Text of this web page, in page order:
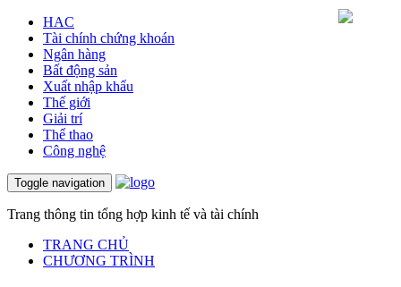
HAC
Tài chính chứng khoán
Ngân hàng
Bất động sản
Xuất nhập khẩu
Thế giới
Giải trí
Thể thao
Công nghệ
Toggle navigation
Trang thông tin tổng hợp kinh tế và tài chính
TRANG CHỦ
CHƯƠNG TRÌNH